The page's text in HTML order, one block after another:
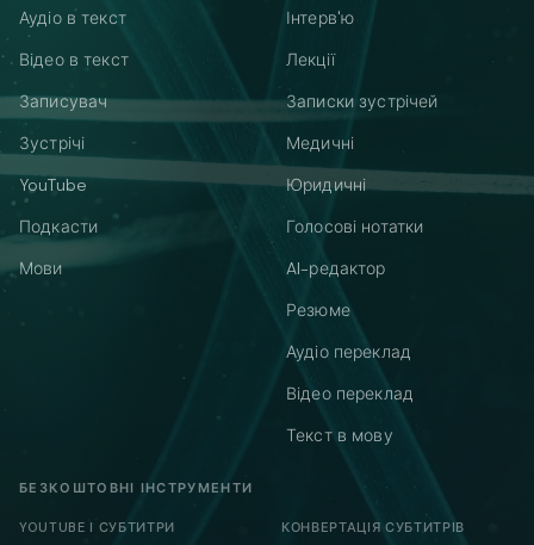
Аудіо в текст
Відео в текст
Записувач
Зустрічі
YouTube
Подкасти
Мови
Інтерв'ю
Лекції
Записки зустрічей
Медичні
Юридичні
Голосові нотатки
AI-редактор
Резюме
Аудіо переклад
Відео переклад
Текст в мову
БЕЗКОШТОВНІ ІНСТРУМЕНТИ
YOUTUBE І СУБТИТРИ КОНВЕРТАЦІЯ СУБТИТРІВ